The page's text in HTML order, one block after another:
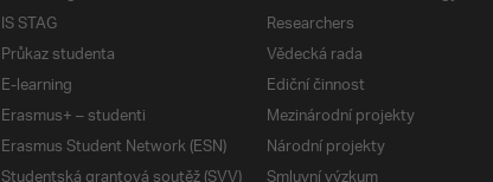
IS STAG
Průkaz studenta
E-learning
Erasmus+ – studenti
Erasmus Student Network (ESN)
Researchers
Vědecká rada
Ediční činnost
Mezinárodní projekty
Národní projekty